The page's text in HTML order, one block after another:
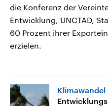
die Konferenz der
Entwicklung, UNCTAD,
60 Prozent ihrer
erzielen.